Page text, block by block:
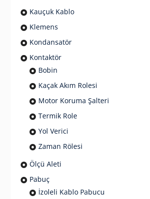
Kauçuk Kablo
Klemens
Kondansatör
Kontaktör
Bobin
Kaçak Akım Rolesi
Motor Koruma Şalteri
Termik Role
Yol Verici
Zaman Rölesi
Ölçü Aleti
Pabuç
İzoleli Kablo Pabucu